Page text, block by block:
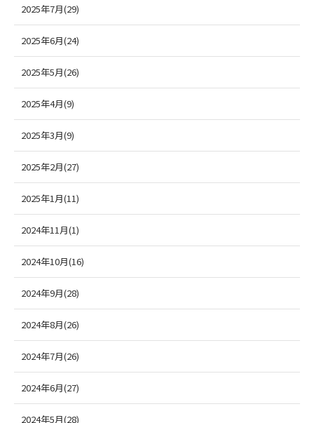
2025年7月(29)
2025年6月(24)
2025年5月(26)
2025年4月(9)
2025年3月(9)
2025年2月(27)
2025年1月(11)
2024年11月(1)
2024年10月(16)
2024年9月(28)
2024年8月(26)
2024年7月(26)
2024年6月(27)
2024年5月(28)